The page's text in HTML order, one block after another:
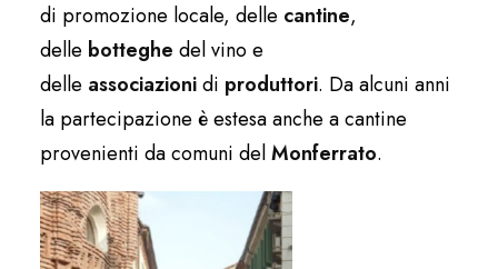
di promozione locale, delle cantine,
delle botteghe del vino e
delle associazionidi produttori. Da alcuni anni
la partecipazione è estesa anche a cantine
provenienti da comuni delMonferrato.